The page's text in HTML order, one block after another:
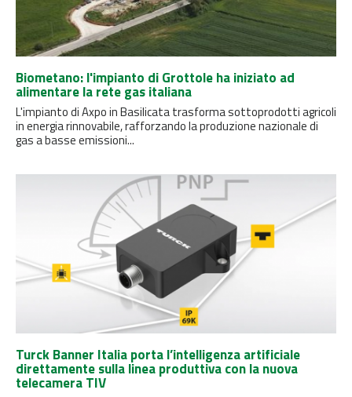
Biometano: l'impianto di Grottole ha iniziato ad
alimentare la rete gas italiana
L'impianto di Axpo in Basilicata trasforma sottoprodotti agricoli
in energia rinnovabile, rafforzando la produzione nazionale di
gas a basse emissioni...
Turck Banner Italia porta l’intelligenza artificiale
direttamente sulla linea produttiva con la nuova
telecamera TIV